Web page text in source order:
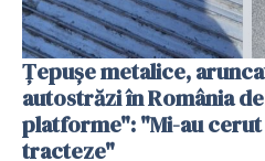
Țepușe metalice,
autostrăzi în România
platforme": "Mi-au cerut
tracteze"